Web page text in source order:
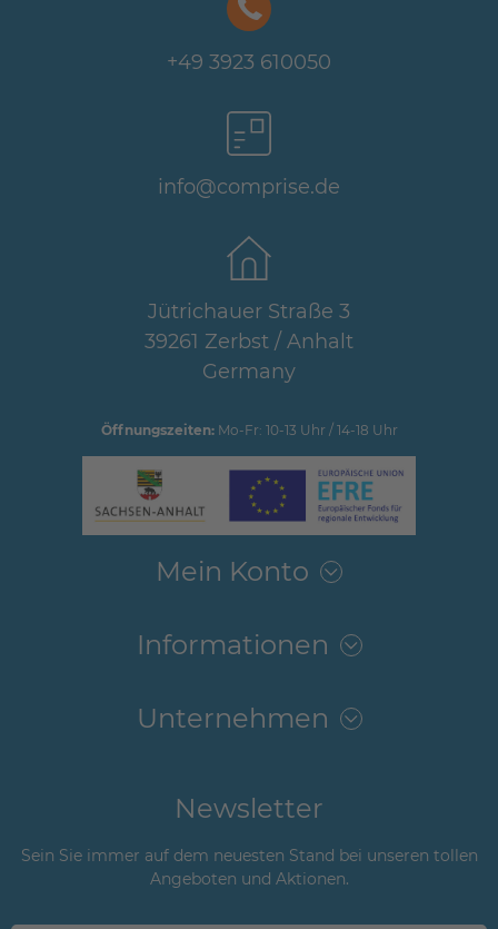
+49 3923 610050
info@comprise.de
Jütrichauer Straße 3
39261 Zerbst / Anhalt
Germany
Öffnungszeiten:Mo-Fr: 10-13 Uhr / 14-18 Uhr
Mein Konto
Informationen
Unternehmen
Newsletter
Sein Sie immer auf dem neuesten Stand bei unseren tollen
Angeboten und Aktionen.